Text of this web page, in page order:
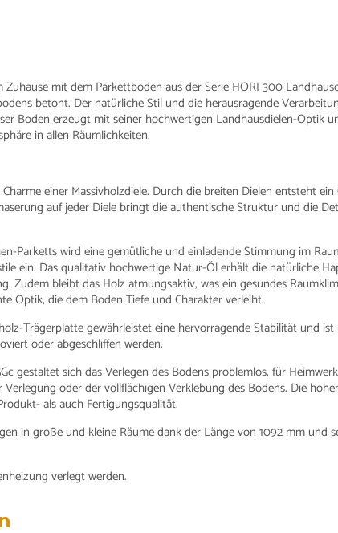
mit dem Parkettboden aus der Serie HORI 300
betont. Der natürliche Stil und die herausragende
Boden erzeugt mit seiner hochwertigen Landhausdielen-Optik
in allen Räumlichkeiten.
einer Massivholzdiele. Durch die breiten Dielen entsteht
auf jeder Diele bringt die authentische Struktur und die
Parketts wird eine gemütliche und einladende Stimmung im
ein. Das qualitativ hochwertige Natur-Öl erhält die natürliche
Zudem bleibt das Holz atmungsaktiv, was ein gesundes
Optik, die dem Boden Tiefe und Charakter verleiht.
Trägerplatte gewährleistet eine hervorragende Stabilität und
oder abgeschliffen werden.
gestaltet sich das Verlegen des Bodens problemlos, für
oder der vollflächigen Verklebung des Bodens. Die
als auch Fertigungsqualität.
in große und kleine Räume dank der Länge von 1092 mm und
verlegt werden.